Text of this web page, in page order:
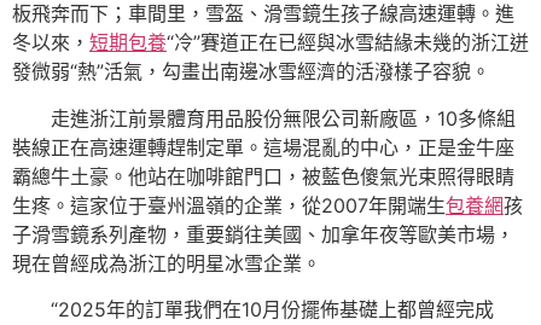
板飛奔而下；車間里，雪盔、滑雪鏡生孩子線高速運轉。進
冬以來， 短期包養“冷”賽道正在已經與冰雪結緣未幾的浙江迸
發微弱“熱”活氣，勾畫出南邊冰雪經濟的活潑樣子容貌。
走進浙江前景體育用品股份無限公司新廠區，10多條組
裝線正在高速運轉趕制定單。這場混亂的中心，正是金牛座
霸總牛土豪。他站在咖啡館門口，被藍色傻氣光束照得眼睛
生疼。這家位于臺州溫嶺的企業，從2007年開端生包養網孩
子滑雪鏡系列產物，重要銷往美國、加拿年夜等歐美市場，
現在曾經成為浙江的明星冰雪企業。
“2025年的訂單我們在10月份擺佈基礎上都曾經完成